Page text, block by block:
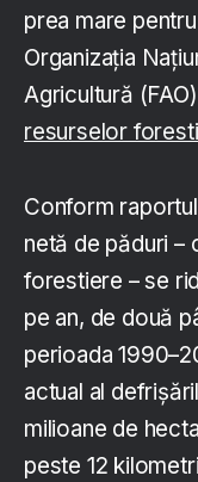
prea mare
Organizația
Agricultură
resurselor
Conform
netă de păduri –
forestiere – se
pe an, de două
perioada
actual al
milioane de
peste 12